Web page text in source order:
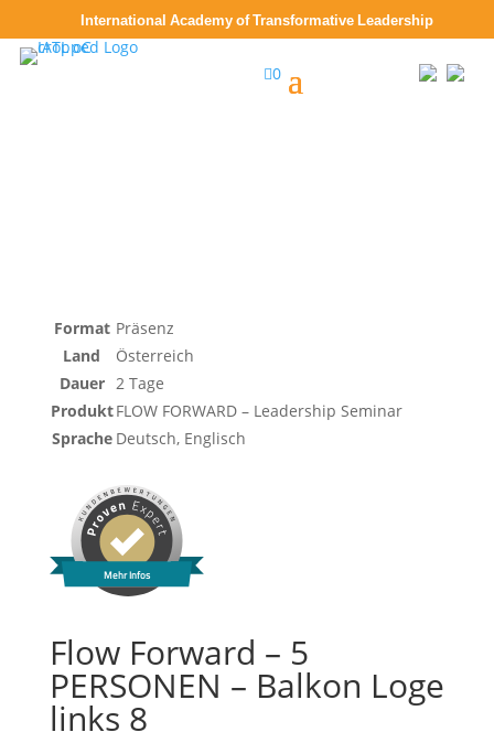
International Academy of Transformative Leadership
0
Format Präsenz
Land
Österreich
Dauer 2 Tage
ProduktFLOW FORWARD – Leadership Seminar
Sprache Deutsch, Englisch
Mehr Infos
Flow Forward – 5
PERSONEN – Balkon Loge
links 8